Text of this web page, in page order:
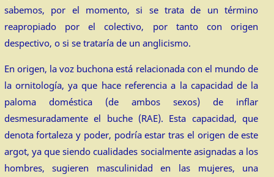
sabemos, por el momento, si se trata de un término
reapropiado por el colectivo, por tanto con origen
despectivo, o si se trataría de un anglicismo.
En origen, la voz buchona está relacionada con el mundo de
la ornitología, ya que hace referencia a la capacidad de la
paloma doméstica (de ambos sexos) de inflar
desmesuradamente el buche (RAE). Esta capacidad, que
denota fortaleza y poder, podría estar tras el origen de este
argot, ya que siendo cualidades socialmente asignadas a los
hombres, sugieren masculinidad en las mujeres, una